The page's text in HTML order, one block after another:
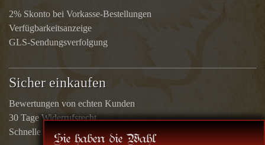
2% Skonto bei Vorkasse-Bestellungen
Verfügbarkeitsanzeige
GLS-Sendungsverfolgung
Sicher einkaufen
Bewertungen von echten Kunden
30 Tage Widerrufsrecht
Schnelle Rücküberweisungen
Sie haben die Wahl